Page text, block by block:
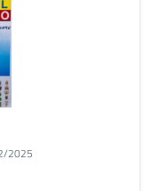
2025